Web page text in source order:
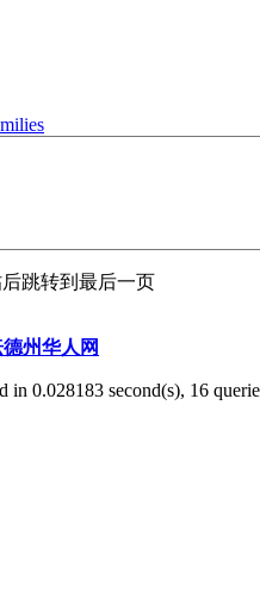
后跳转到最后一页
州华人网
in 0.028183 second(s), 16